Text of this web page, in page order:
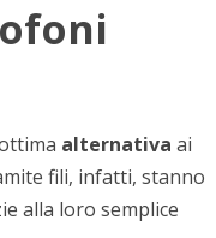
alternativa ai
fili, infatti, stanno
alla loro semplice